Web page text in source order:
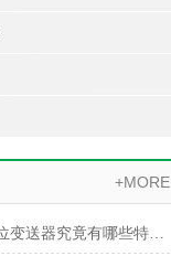
+MORE
投入式静压液位变送器究竟有哪些特点呢？